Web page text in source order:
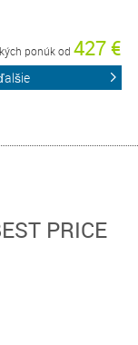
ponúk od 427 €
PRICE